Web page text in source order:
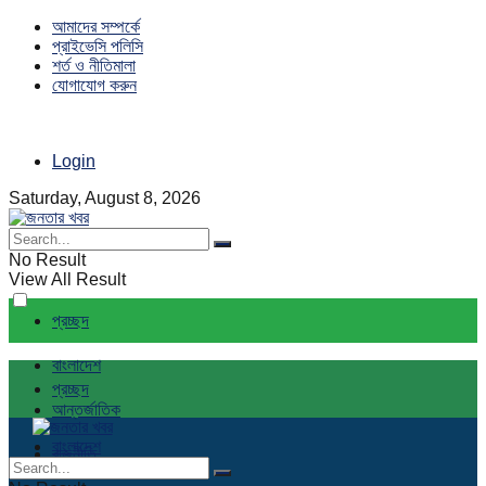
আমাদের সম্পর্কে
প্রাইভেসি পলিসি
শর্ত ও নীতিমালা
যোগাযোগ করুন
Login
Saturday, August 8, 2026
No Result
View All Result
প্রচ্ছদ
বাংলাদেশ
আন্তর্জাতিক
রাজনীতি
প্রচ্ছদ
বাংলাদেশ